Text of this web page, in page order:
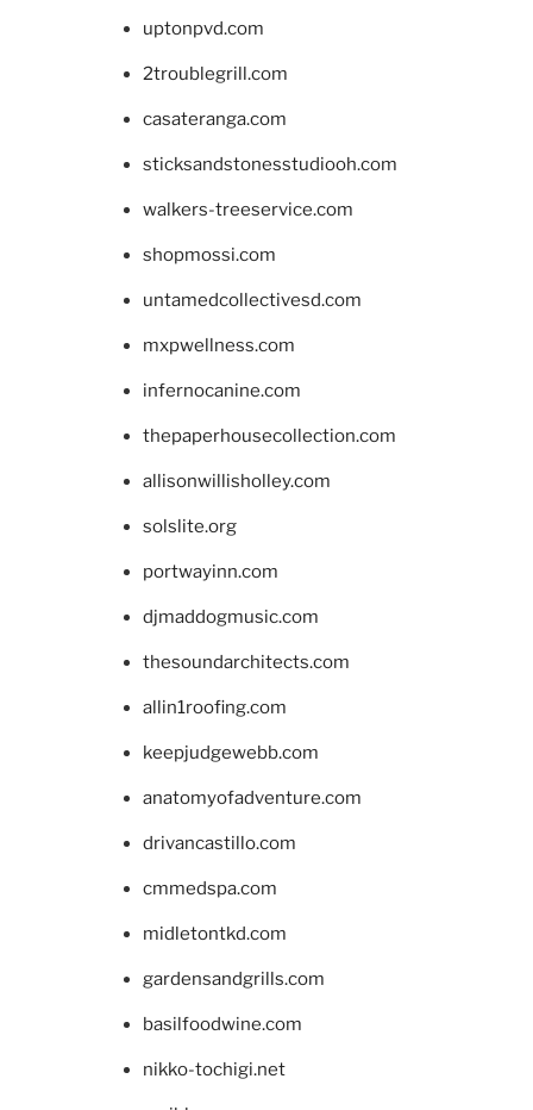
uptonpvd.com
2troublegrill.com
casateranga.com
sticksandstonesstudiooh.com
walkers-treeservice.com
shopmossi.com
untamedcollectivesd.com
mxpwellness.com
infernocanine.com
thepaperhousecollection.com
allisonwillisholley.com
solslite.org
portwayinn.com
djmaddogmusic.com
thesoundarchitects.com
allin1roofing.com
keepjudgewebb.com
anatomyofadventure.com
drivancastillo.com
cmmedspa.com
midletontkd.com
gardensandgrills.com
basilfoodwine.com
nikko-tochigi.net